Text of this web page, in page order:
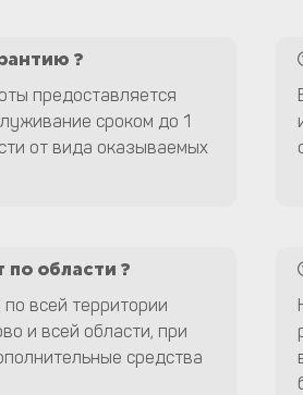
?
предоставляется
сроком до 1
от вида оказываемых
по области ?
всей территории
и всей области, при
средства